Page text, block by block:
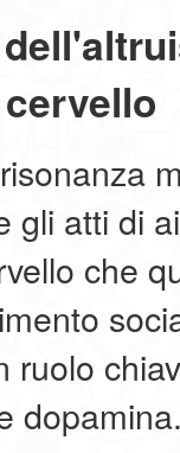
gli atti di
che
ruolo